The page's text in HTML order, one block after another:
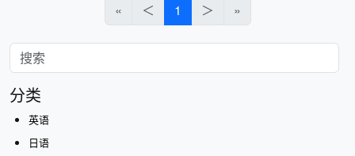
« ＜ 1 ＞ »
分类
英语
日语